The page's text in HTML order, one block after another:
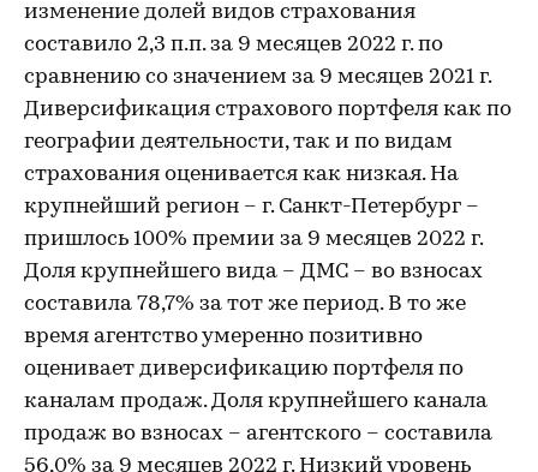
изменение долей видов страхования
составило 2,3 п.п. за 9 месяцев 2022 г. по
сравнению со значением за 9 месяцев 2021 г.
Диверсификация страхового портфеля как по
географии деятельности, так и по видам
страхования оценивается как низкая. На
крупнейший регион – г. Санкт-Петербург –
пришлось 100% премии за 9 месяцев 2022 г.
Доля крупнейшего вида – ДМС – во взносах
составила 78,7% за тот же период. В то же
время агентство умеренно позитивно
оценивает диверсификацию портфеля по
каналам продаж. Доля крупнейшего канала
продаж во взносах – агентского – составила
56,0% за 9 месяцев 2022 г. Низкий уровень